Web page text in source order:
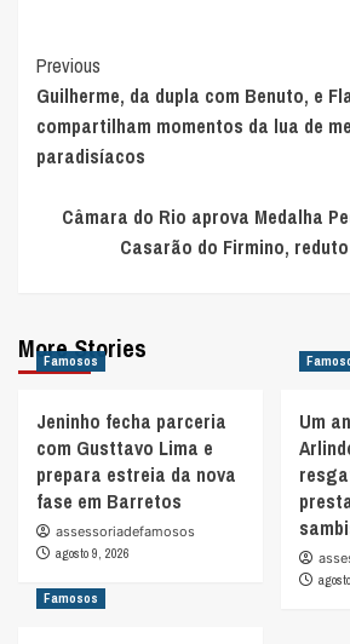
Post
Navigation
Previous
Guilherme, da dupla com Benuto, e
compartilham momentos da lua de
paradisíacos
Câmara do Rio aprova Medalha
Casarão do Firmino,
More Stories
Famosos
Jeninho fecha parceria
com Gusttavo Lima e
prepara estreia da nova
fase em Barretos
assessoriadefamosos
agosto 9, 2026
Um
Famosos